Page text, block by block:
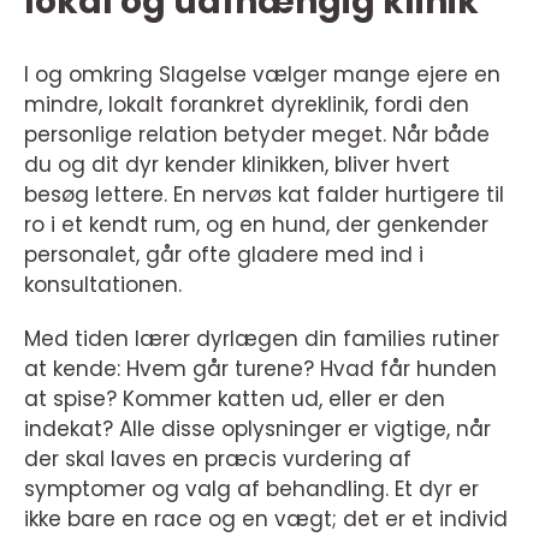
I og omkring Slagelse vælger mange ejere en
mindre, lokalt forankret dyreklinik, fordi den
personlige relation betyder meget. Når både
du og dit dyr kender klinikken, bliver hvert
besøg lettere. En nervøs kat falder hurtigere til
ro i et kendt rum, og en hund, der genkender
personalet, går ofte gladere med ind i
konsultationen.
Med tiden lærer dyrlægen din families rutiner
at kende: Hvem går turene? Hvad får hunden
at spise? Kommer katten ud, eller er den
indekat? Alle disse oplysninger er vigtige, når
der skal laves en præcis vurdering af
symptomer og valg af behandling. Et dyr er
ikke bare en race og en vægt; det er et individ